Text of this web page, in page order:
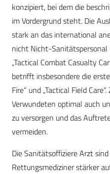
konzipiert, bei dem die
im Vordergrund steht. Die
stark an das international
nicht Nicht-
„Tactical Combat Casualty
betrifft insbesondere die
Fire“ und „Tactical Field
Verwundeten optimal auch
zu versorgen und das
vermeiden.
Die Sanitätsoffiziere Arzt
Rettungsmediziner stärker